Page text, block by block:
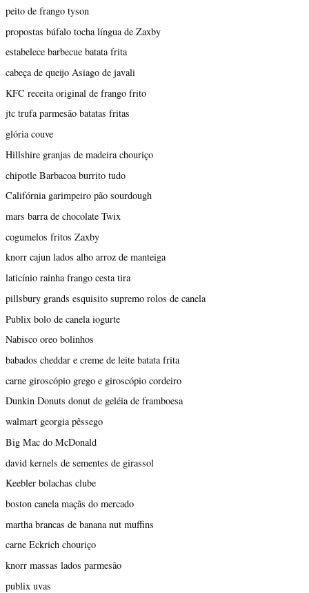
peito de frango tyson
propostas búfalo tocha língua de Zaxby
estabelece barbecue batata frita
cabeça de queijo Asiago de javali
KFC receita original de frango frito
jtc trufa parmesão batatas fritas
glória couve
Hillshire granjas de madeira chouriço
chipotle Barbacoa burrito tudo
Califórnia garimpeiro pão sourdough
mars barra de chocolate Twix
cogumelos fritos Zaxby
knorr cajun lados alho arroz de manteiga
laticínio rainha frango cesta tira
pillsbury grands esquisito supremo rolos de canela
Publix bolo de canela iogurte
Nabisco oreo bolinhos
babados cheddar e creme de leite batata frita
carne giroscópio grego e giroscópio cordeiro
Dunkin Donuts donut de geléia de framboesa
walmart georgia pêssego
Big Mac do McDonald
david kernels de sementes de girassol
Keebler bolachas clube
boston canela maçãs do mercado
martha brancas de banana nut muffins
carne Eckrich chouriço
knorr massas lados parmesão
publix uvas